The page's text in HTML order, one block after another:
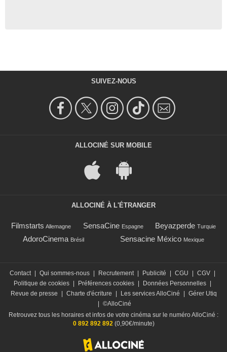
SUIVEZ-NOUS
ALLOCINÉ SUR MOBILE
ALLOCINÉ À L'ÉTRANGER
Filmstarts Allemagne SensaCine Espagne Beyazperde Turquie
AdoroCinema Brésil Sensacine México Mexique
Contact Qui sommes-nous Recrutement Publicité CGU CGV
Politique de cookies
Préférences cookies Données Personnelles
Revue de presse
Charte d'écriture Les services AlloCiné
Gérer Utiq
©AlloCiné
Retrouvez tous les horaires et infos de votre cinéma sur le numéro AlloCiné :
0 892 892 892(0,90€/minute)